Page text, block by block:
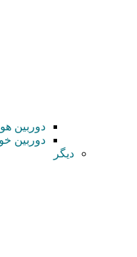
دوربین
دوربین
دیگر